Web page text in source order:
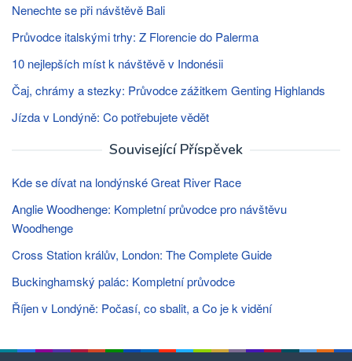
Nenechte se při návštěvě Bali
Průvodce italskými trhy: Z Florencie do Palerma
10 nejlepších míst k návštěvě v Indonésii
Čaj, chrámy a stezky: Průvodce zážitkem Genting Highlands
Jízda v Londýně: Co potřebujete vědět
Související Příspěvek
Kde se dívat na londýnské Great River Race
Anglie Woodhenge: Kompletní průvodce pro návštěvu
Woodhenge
Cross Station králův, London: The Complete Guide
Buckinghamský palác: Kompletní průvodce
Říjen v Londýně: Počasí, co sbalit, a Co je k vidění